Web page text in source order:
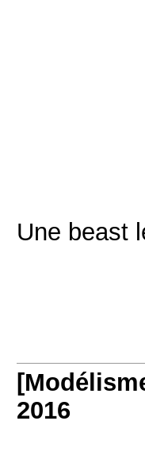
Une beast
2016